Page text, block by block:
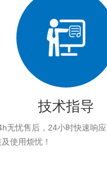
技术指导
无忧售后，24小时快速响
使用烦忧！